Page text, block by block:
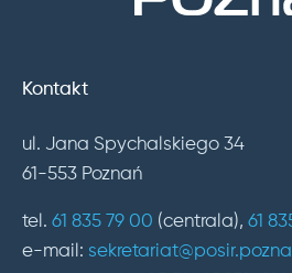
Kontakt
ul. Jana Spychalskiego 34
61-553 Poznań
tel. 61 835 79 00 (centrala), 61
e-mail: